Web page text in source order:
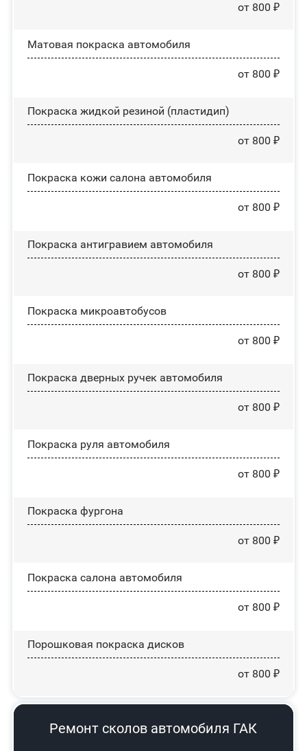
от 800 ₽
Матовая покраска автомобиля
от 800 ₽
Покраска жидкой резиной (пластидип)
от 800 ₽
Покраска кожи салона автомобиля
от 800 ₽
Покраска антигравием автомобиля
от 800 ₽
Покраска микроавтобусов
от 800 ₽
Покраска дверных ручек автомобиля
от 800 ₽
Покраска руля автомобиля
от 800 ₽
Покраска фургона
от 800 ₽
Покраска салона автомобиля
от 800 ₽
Порошковая покраска дисков
от 800 ₽
Ремонт сколов автомобиля ГАК